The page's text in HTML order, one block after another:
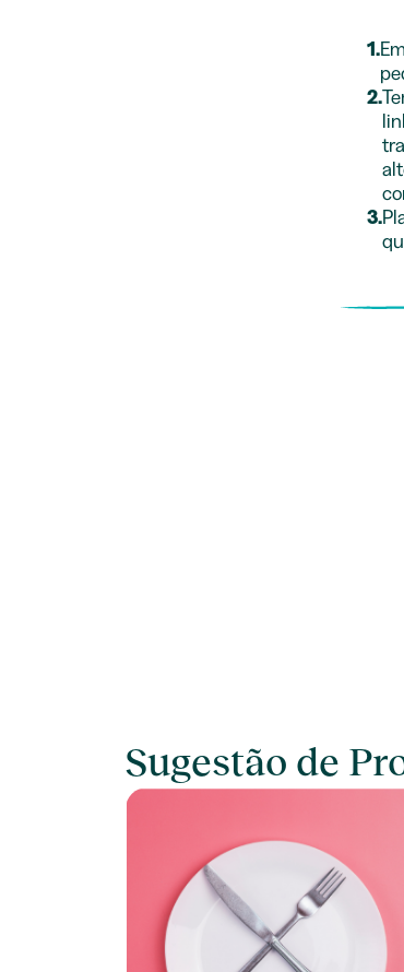
1.
2.
3.
Sugestão de